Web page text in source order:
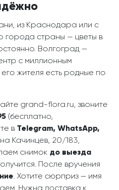
из Краснодара или с
города страны — цветы в
Волгоград —
с миллионным
жителя есть родные по
grand-flora.ru, звоните
(бесплатно,
в Telegram, WhatsApp,
Качинцев, 20/183,
снимок до выезда
После вручения
. Хотите сюрприз — имя
Нужна доставка к